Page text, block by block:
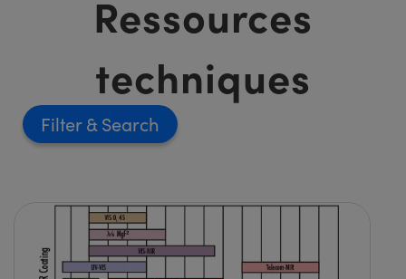
Ressources
techniques
Filter